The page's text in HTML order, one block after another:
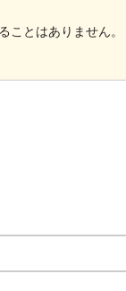
ことはありません。